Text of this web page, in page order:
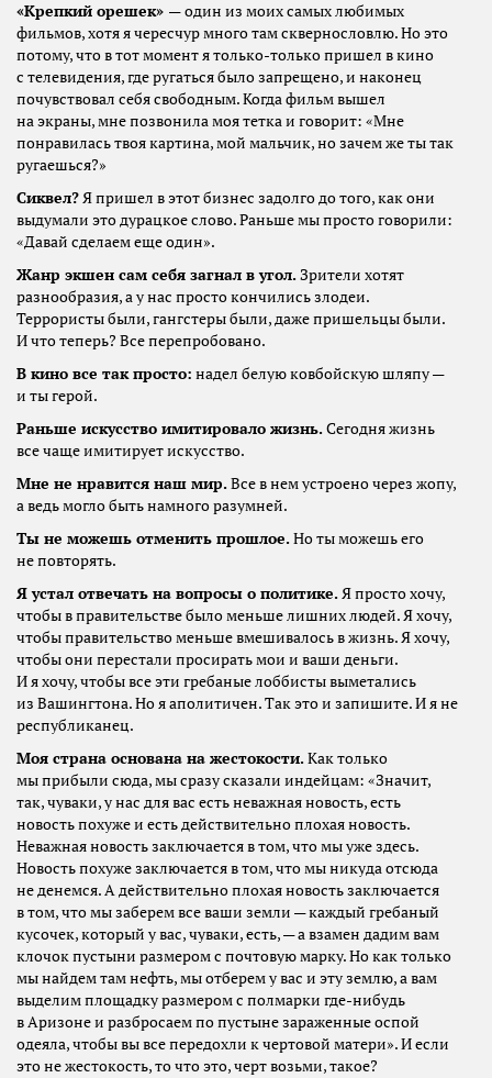
«Крепкий орешек» —один из моих самых любимых
фильмов, хотя я чересчур много там сквернословлю. Но это
потому, что в тот момент я только-только пришел в кино
с телевидения, где ругаться было запрещено, и наконец
почувствовал себя свободным. Когда фильм вышел
на экраны, мне позвонила моя тетка и говорит: «Мне
понравилась твоя картина, мой мальчик, но зачем же ты так
ругаешься?»
Сиквел?Я пришел в этот бизнес задолго до того, как они
выдумали это дурацкое слово. Раньше мы просто говорили:
«Давай сделаем еще один».
Жанр экшен сам себя загнал в угол.Зрители хотят
разнообразия, а у нас просто кончились злодеи.
Террористы были, гангстеры были, даже пришельцы были.
И что теперь? Все перепробовано.
В кино все так просто: надел белую ковбойскую шляпу —
и ты герой.
Раньше искусство имитировало жизнь.Сегодня жизнь
все чаще имитирует искусство.
Мне не нравится наш мир.Все в нем устроено через жопу,
а ведь могло быть намного разумней.
Ты не можешь отменить прошлое.Но ты можешь его
не повторять.
Я устал отвечать на вопросы о политике.Я просто хочу,
чтобы в правительстве было меньше лишних людей. Я хочу,
чтобы правительство меньше вмешивалось в жизнь. Я хочу,
чтобы они перестали просирать мои и ваши деньги.
И я хочу, чтобы все эти гребаные лоббисты выметались
из Вашингтона. Но я аполитичен. Так это и запишите. И я не
республиканец.
Моя страна основана на жестокости.Как только
мы прибыли сюда, мы сразу сказали индейцам: «Значит,
так, чуваки, у нас для вас есть неважная новость, есть
новость похуже и есть действительно плохая новость.
Неважная новость заключается в том, что мы уже здесь.
Новость похуже заключается в том, что мы никуда отсюда
не денемся. А действительно плохая новость заключается
в том, что мы заберем все ваши земли — каждый гребаный
кусочек, который у вас, чуваки, есть, — а взамен дадим вам
клочок пустыни размером с почтовую марку. Но как только
мы найдем там нефть, мы отберем у вас и эту землю, а вам
выделим площадку размером с полмарки где-нибудь
в Аризоне и разбросаем по пустыне зараженные оспой
одеяла, чтобы вы все передохли к чертовой матери». И если
это не жестокость, то что это, черт возьми, такое?